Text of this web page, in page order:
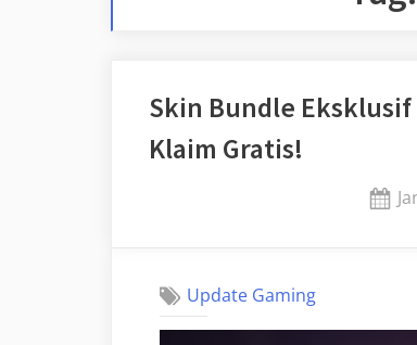
Skin Bundle
Klaim Gratis!
Update Gaming